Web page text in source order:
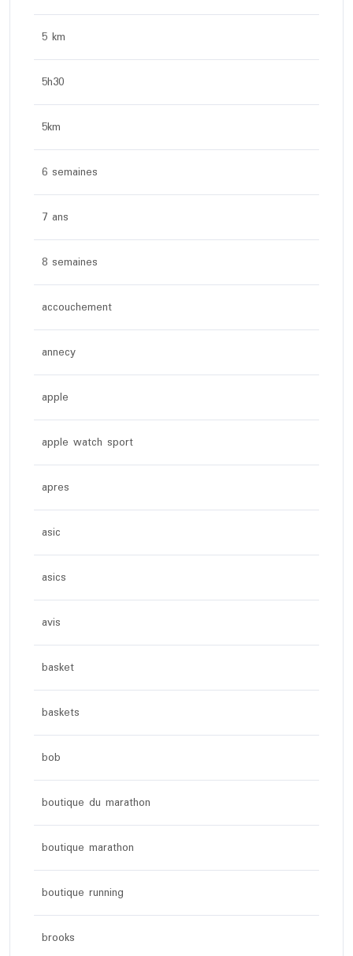
5 km
5h30
5km
6 semaines
7 ans
8 semaines
accouchement
annecy
apple
apple watch sport
apres
asic
asics
avis
basket
baskets
bob
boutique du marathon
boutique marathon
boutique running
brooks